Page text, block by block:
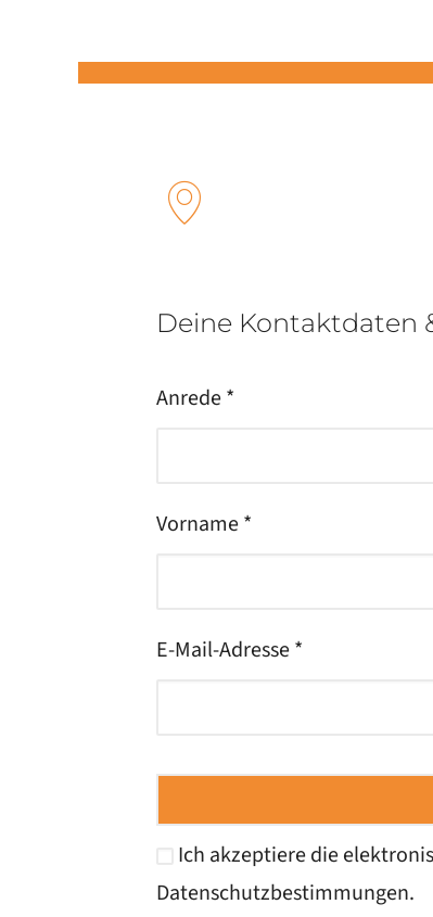
Deine Kontaktdaten
Anrede *
Vorname *
E-Mail-Adresse *
Ich akzeptiere die
Datenschutzbestimmungen.